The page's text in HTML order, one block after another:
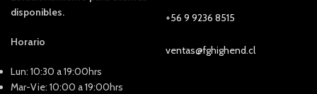
disponibles.
Horario
Lun: 10:30 a 19:00hrs
Mar-Vie: 10:00 a 19:00hrs
+56 9 9236 8515
ventas@fghighend.cl